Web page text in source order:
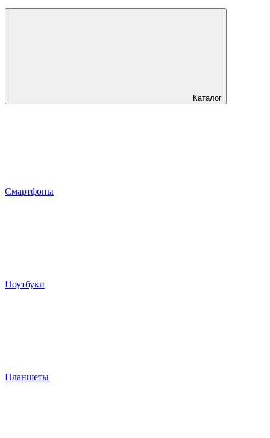
Каталог
Смартфоны
Ноутбуки
Планшеты